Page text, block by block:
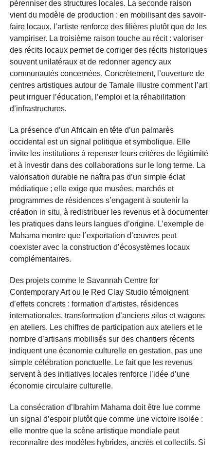
pérenniser des structures locales. La seconde raison
vient du modèle de production : en mobilisant des savoir-
faire locaux, l’artiste renforce des filières plutôt que de les
vampiriser. La troisième raison touche au récit : valoriser
des récits locaux permet de corriger des récits historiques
souvent unilatéraux et de redonner agency aux
communautés concernées. Concrètement, l’ouverture de
centres artistiques autour de Tamale illustre comment l’art
peut irriguer l’éducation, l’emploi et la réhabilitation
d’infrastructures.
La présence d’un Africain en tête d’un palmarès
occidental est un signal politique et symbolique. Elle
invite les institutions à repenser leurs critères de légitimité
et à investir dans des collaborations sur le long terme. La
valorisation durable ne naîtra pas d’un simple éclat
médiatique ; elle exige que musées, marchés et
programmes de résidences s’engagent à soutenir la
création in situ, à redistribuer les revenus et à documenter
les pratiques dans leurs langues d’origine. L’exemple de
Mahama montre que l’exportation d’œuvres peut
coexister avec la construction d’écosystèmes locaux
complémentaires.
Des projets comme le Savannah Centre for
Contemporary Art ou le Red Clay Studio témoignent
d’effets concrets : formation d’artistes, résidences
internationales, transformation d’anciens silos et wagons
en ateliers. Les chiffres de participation aux ateliers et le
nombre d’artisans mobilisés sur des chantiers récents
indiquent une économie culturelle en gestation, pas une
simple célébration ponctuelle. Le fait que les revenus
servent à des initiatives locales renforce l’idée d’une
économie circulaire culturelle.
La consécration d’Ibrahim Mahama doit être lue comme
un signal d’espoir plutôt que comme une victoire isolée :
elle montre que la scène artistique mondiale peut
reconnaître des modèles hybrides, ancrés et collectifs. Si